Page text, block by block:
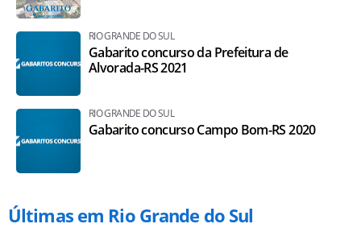
RIO GRANDE DO SUL
Gabarito concurso da Prefeitura de
Alvorada-RS 2021
RIO GRANDE DO SUL
Gabarito concurso Campo Bom-RS 2020
Últimas em Rio Grande do Sul